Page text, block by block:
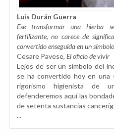
Luis Durán Guerra
Ese transformar una hierba
fertilizante, no carece de
convertido enseguida en un
Cesare Pavese, El oficio de vivir
Lejos de ser un símbolo del
se ha convertido hoy en una
rigorismo higienista de
defenderemos aquí las
de setenta sustancias
...